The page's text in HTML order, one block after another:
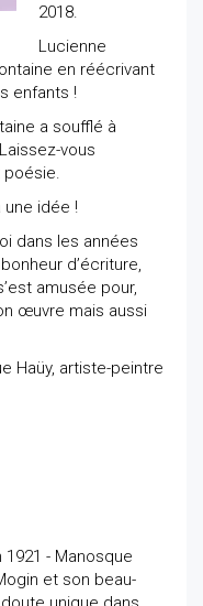
2018.
Lucienne
en réécrivant
enfants !
a soufflé à
vous
poésie.
une idée !
dans les années
d’écriture,
amusée pour,
œuvre mais aussi
Haüy, artiste-peintre
- Manosque
et son beau-